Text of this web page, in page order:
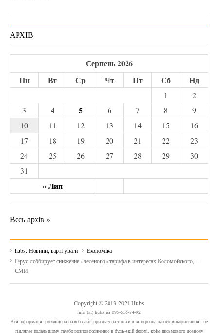
АРХІВ
Серпень 2026
Пн
Вт Ср Чт Пт Сб Нд
« Лип
1
2
3
4 5 6 7 8
9
10
11 12 13 14 15
16
17
18 19 20 21 22
23
24
25 26 27 28 29
30
31
Весь архів »
hubs. Новини, варті уваги
Економіка
Герус лоббирует снижение «зеленого» тарифа в интересах Коломойского, —
СМИ
Copyright © 2013-2024 Hubs
info (at) hubs.ua 095-555-74-92
Вся інформація, розміщена на веб-сайті призначена тільки для персонального використання і не
підлягає подальшому та/або розповсюдженню в будь-якій формі, крім письмового дозволу